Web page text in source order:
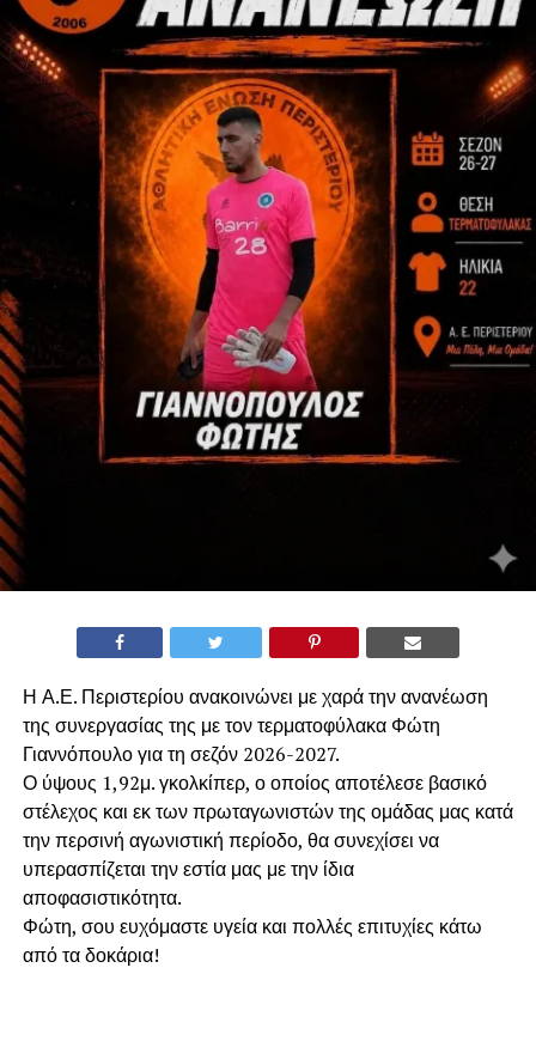
Η Α.Ε. Περιστερίου ανακοινώνει με χαρά την ανανέωση
της συνεργασίας της με τον τερματοφύλακα Φώτη
Γιαννόπουλο για τη σεζόν 2026-2027.
​Ο ύψους 1,92μ. γκολκίπερ, ο οποίος αποτέλεσε βασικό
στέλεχος και εκ των πρωταγωνιστών της ομάδας μας κατά
την περσινή αγωνιστική περίοδο, θα συνεχίσει να
υπερασπίζεται την εστία μας με την ίδια
αποφασιστικότητα.
​Φώτη, σου ευχόμαστε υγεία και πολλές επιτυχίες κάτω
από τα δοκάρια!